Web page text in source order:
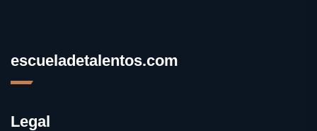
escueladetalentos.com
Legal